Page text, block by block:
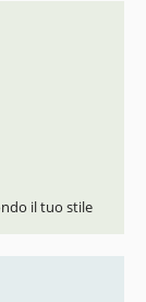
il tuo stile